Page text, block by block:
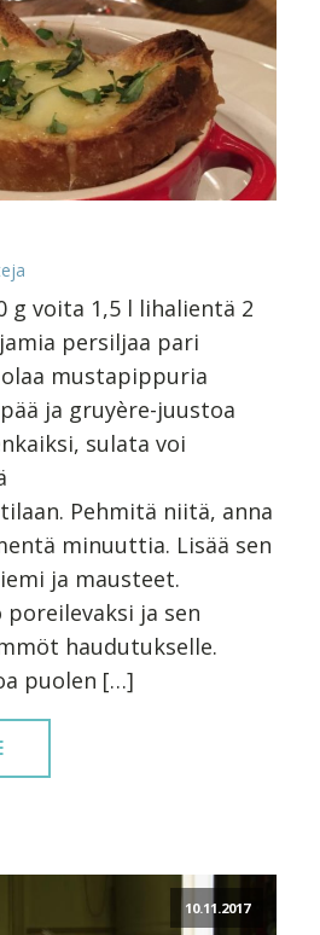
g voita 1,5 l lihalientä 2
persiljaa pari
mustapippuria
ja gruyère-juustoa
sulata voi
Pehmitä niitä, anna
minuuttia. Lisää sen
ja mausteet.
ja sen
haudutukselle.
puolen […]
10.11.2017